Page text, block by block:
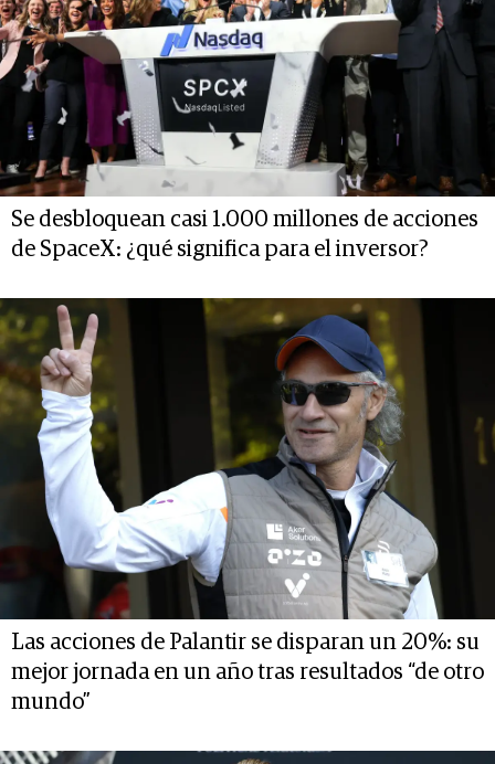
Se desbloquean casi 1.000 millones de acciones
de SpaceX: ¿qué significa para el inversor?
Las acciones de Palantir se disparan un 20%: su
mejor jornada en un año tras resultados “de otro
mundo”